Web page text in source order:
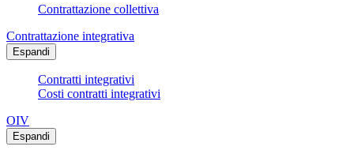
Contrattazione collettiva
Contrattazione integrativa
Espandi
Contratti integrativi
Costi contratti integrativi
OIV
Espandi